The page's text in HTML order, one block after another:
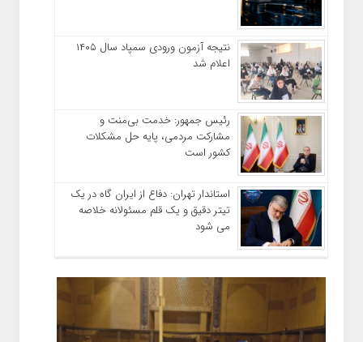
نتیجه آزمون ورودی سمپاد سال ۱۴۰۵
اعلام شد
رئیس جمهور: خدمت بی‌منت و
مشارکت مردمی، پایه حل مشکلات
کشور است
استاندار تهران: دفاع از ایران گاه در یک
تیتر دقیق و یک قلم مسئولانه خلاصه
می شود